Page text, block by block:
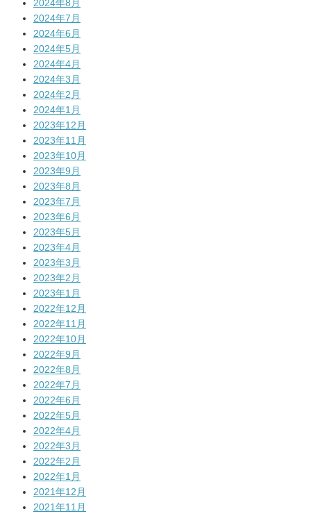
2024年8月
2024年7月
2024年6月
2024年5月
2024年4月
2024年3月
2024年2月
2024年1月
2023年12月
2023年11月
2023年10月
2023年9月
2023年8月
2023年7月
2023年6月
2023年5月
2023年4月
2023年3月
2023年2月
2023年1月
2022年12月
2022年11月
2022年10月
2022年9月
2022年8月
2022年7月
2022年6月
2022年5月
2022年4月
2022年3月
2022年2月
2022年1月
2021年12月
2021年11月